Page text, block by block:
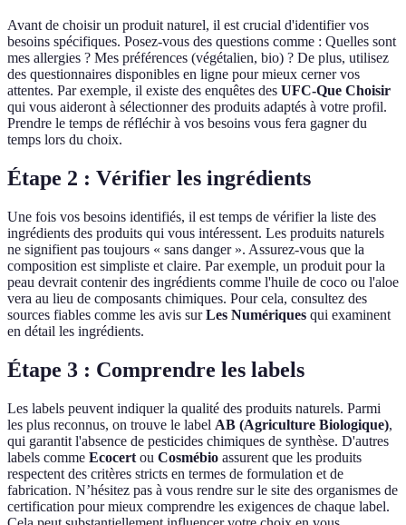
Avant de choisir un produit naturel, il est crucial d'identifier vos
besoins spécifiques. Posez-vous des questions comme : Quelles sont
mes allergies ? Mes préférences (végétalien, bio) ? De plus, utilisez
des questionnaires disponibles en ligne pour mieux cerner vos
attentes. Par exemple, il existe des enquêtes des UFC-Que Choisir
qui vous aideront à sélectionner des produits adaptés à votre profil.
Prendre le temps de réfléchir à vos besoins vous fera gagner du
temps lors du choix.
Étape 2 : Vérifier les ingrédients
Une fois vos besoins identifiés, il est temps de vérifier la liste des
ingrédients des produits qui vous intéressent. Les produits naturels
ne signifient pas toujours « sans danger ». Assurez-vous que la
composition est simpliste et claire. Par exemple, un produit pour la
peau devrait contenir des ingrédients comme l'huile de coco ou l'aloe
vera au lieu de composants chimiques. Pour cela, consultez des
sources fiables comme les avis surLes Numériques qui examinent
en détail les ingrédients.
Étape 3 : Comprendre les labels
Les labels peuvent indiquer la qualité des produits naturels. Parmi
les plus reconnus, on trouve le label AB (Agriculture Biologique),
qui garantit l'absence de pesticides chimiques de synthèse. D'autres
labels comme Ecocert ou Cosmébio assurent que les produits
respectent des critères stricts en termes de formulation et de
fabrication. N’hésitez pas à vous rendre sur le site des organismes de
certification pour mieux comprendre les exigences de chaque label.